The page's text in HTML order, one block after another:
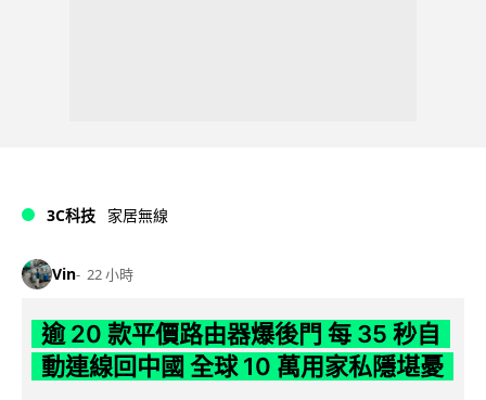
3C科技 家居無線
Vin 22 小時
逾 20 款平價路由器爆後門 每 35 秒自
動連線回中國 全球 10 萬用家私隱堪憂